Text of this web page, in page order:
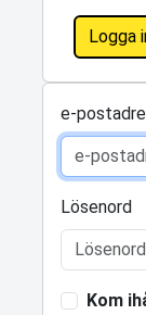
Logga
e-
Lösenord
Kom